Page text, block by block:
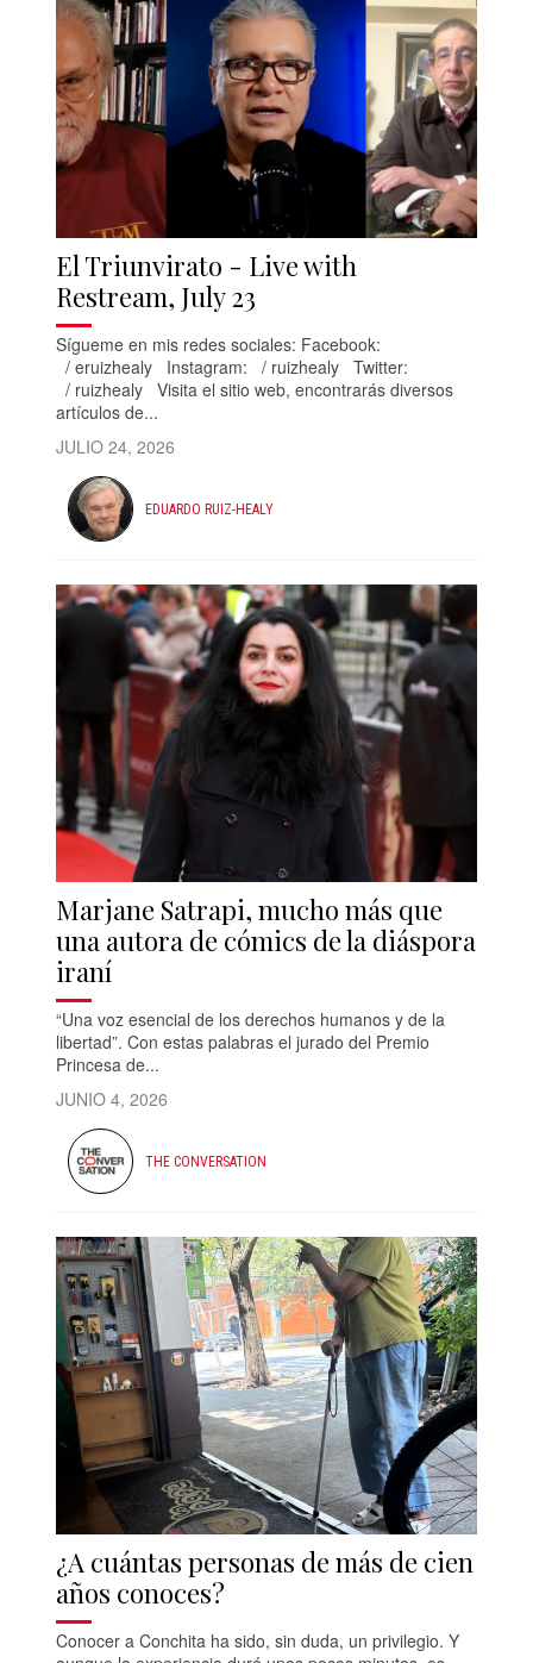
El Triunvirato - Live with
Restream, July 23
Sígueme en mis redes sociales: Facebook:
/ eruizhealy Instagram: / ruizhealy Twitter:
/ ruizhealy Visita el sitio web, encontrarás diversos
artículos de...
JULIO 24, 2026
EDUARDO RUIZ-HEALY
Marjane Satrapi, mucho más que
una autora de cómics de la diáspora
iraní
“Una voz esencial de los derechos humanos y de la
libertad”. Con estas palabras el jurado del Premio
Princesa de...
JUNIO 4, 2026
THE CONVERSATION
¿A cuántas personas de más de cien
años conoces?
Conocer a Conchita ha sido, sin duda, un privilegio. Y